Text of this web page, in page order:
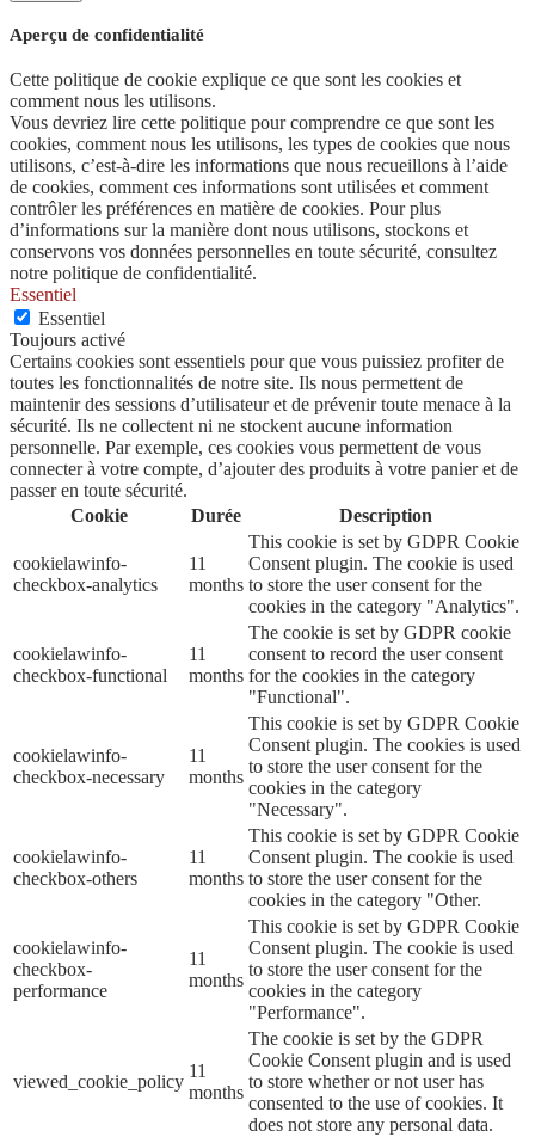
Aperçu de confidentialité
Cette politique de cookie explique ce que sont les cookies et
comment nous les utilisons.
Vous devriez lire cette politique pour comprendre ce que sont les
cookies, comment nous les utilisons, les types de cookies que nous
utilisons, c’est-à-dire les informations que nous recueillons à l’aide
de cookies, comment ces informations sont utilisées et comment
contrôler les préférences en matière de cookies. Pour plus
d’informations sur la manière dont nous utilisons, stockons et
conservons vos données personnelles en toute sécurité, consultez
notre politique de confidentialité.
Essentiel
Essentiel
Toujours activé
Certains cookies sont essentiels pour que vous puissiez profiter de
toutes les fonctionnalités de notre site. Ils nous permettent de
maintenir des sessions d’utilisateur et de prévenir toute menace à la
sécurité. Ils ne collectent ni ne stockent aucune information
personnelle. Par exemple, ces cookies vous permettent de vous
connecter à votre compte, d’ajouter des produits à votre panier et de
passer en toute sécurité.
Cookie
Durée Description
cookielawinfo-
checkbox-analytics
11
months
This cookie is set by GDPR Cookie
Consent plugin. The cookie is used
to store the user consent for the
cookies in the category "Analytics".
cookielawinfo-
checkbox-functional
11
months
The cookie is set by GDPR cookie
consent to record the user consent
for the cookies in the category
"Functional".
cookielawinfo-
checkbox-necessary
11
months
This cookie is set by GDPR Cookie
Consent plugin. The cookies is used
to store the user consent for the
cookies in the category
"Necessary".
cookielawinfo-
checkbox-others
11
months
This cookie is set by GDPR Cookie
Consent plugin. The cookie is used
to store the user consent for the
cookies in the category "Other.
cookielawinfo-
checkbox-
performance
11
months
This cookie is set by GDPR Cookie
Consent plugin. The cookie is used
to store the user consent for the
cookies in the category
"Performance".
viewed_cookie_policy
11
months
The cookie is set by the GDPR
Cookie Consent plugin and is used
to store whether or not user has
consented to the use of cookies. It
does not store any personal data.